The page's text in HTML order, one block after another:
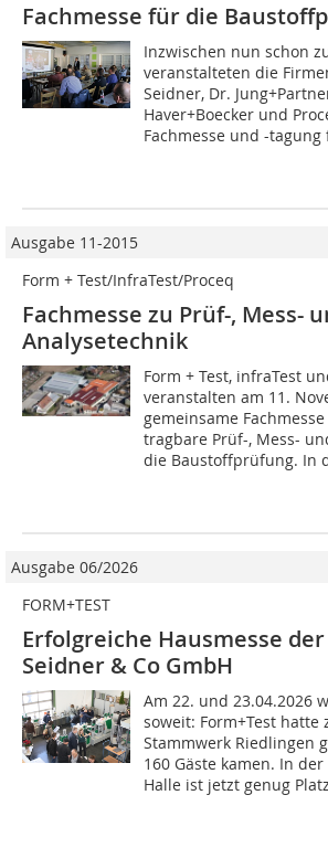
Fachmesse für die
Inzwischen nun schon
veranstalteten die
Seidner, Dr.
Haver+Boecker und
Fachmesse und -
Ausgabe 11-2015
Form + Test/InfraTest/Proceq
Fachmesse zu Prüf-, Mess-
Analysetechnik
Form + Test, infraTest
veranstalten am 11.
gemeinsame
tragbare Prüf-, Mess-
die Baustoffprüfung. In
Ausgabe 06/2026
FORM+TEST
Erfolgreiche Hausmesse
Seidner & Co GmbH
Am 22. und 23.04.2026
soweit: Form+Test hatte
Stammwerk Riedlingen
160 Gäste kamen. In
Halle ist jetzt genug